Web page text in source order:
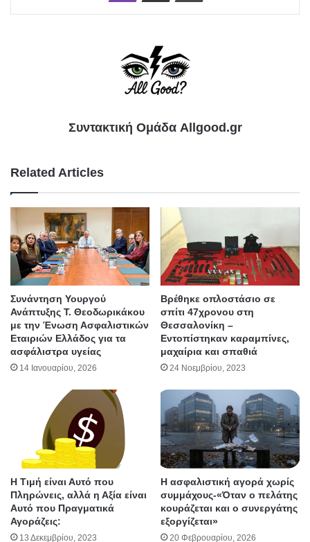
Συντακτική Ομάδα Allgood.gr
Related Articles
Συνάντηση Υουργού
Ανάπτυξης Τ. Θεοδωρικάκου
με την Ένωση Ασφαλιστικών
Εταιριών Ελλάδος για τα
ασφάλιστρα υγείας
14 Ιανουαρίου, 2026
Βρέθηκε οπλοστάσιο σε
σπίτι 47χρονου στη
Θεσσαλονίκη –
Εντοπίστηκαν καραμπίνες,
μαχαίρια και σπαθιά
24 Νοεμβρίου, 2023
Η Τιμή είναι Αυτό που
Πληρώνεις, αλλά η Αξία είναι
Αυτό που Πραγματικά
Αγοράζεις:
13 Δεκεμβρίου, 2023
Η ασφαλιστική αγορά χωρίς
συμμάχους-«Όταν ο πελάτης
κουράζεται και ο συνεργάτης
εξοργίζεται»
20 Φεβρουαρίου, 2026